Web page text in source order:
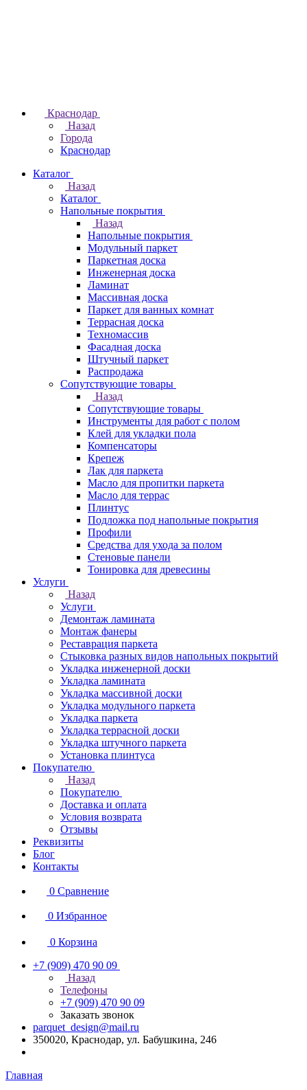
Краснодар
Назад
Города
Краснодар
Каталог
Назад
Каталог
Напольные покрытия
Назад
Напольные покрытия
Модульный паркет
Паркетная доска
Инженерная доска
Ламинат
Массивная доска
Паркет для ванных комнат
Террасная доска
Техномассив
Фасадная доска
Штучный паркет
Распродажа
Сопутствующие товары
Назад
Сопутствующие товары
Инструменты для работ с полом
Клей для укладки пола
Компенсаторы
Крепеж
Лак для паркета
Масло для пропитки паркета
Масло для террас
Плинтус
Подложка под напольные покрытия
Профили
Средства для ухода за полом
Стеновые панели
Тонировка для древесины
Услуги
Назад
Услуги
Демонтаж ламината
Монтаж фанеры
Реставрация паркета
Стыковка разных видов напольных покрытий
Укладка инженерной доски
Укладка ламината
Укладка массивной доски
Укладка модульного паркета
Укладка паркета
Укладка террасной доски
Укладка штучного паркета
Установка плинтуса
Покупателю
Назад
Покупателю
Доставка и оплата
Условия возврата
Отзывы
Реквизиты
Блог
Контакты
0 Сравнение
0 Избранное
0 Корзина
+7 (909) 470 90 09
Назад
Телефоны
+7 (909) 470 90 09
Заказать звонок
parquet_design@mail.ru
350020, Краснодар, ул. Бабушкина, 246
Главная